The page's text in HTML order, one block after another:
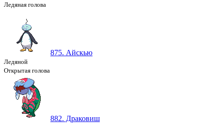
Ледяная голова
875. Айскью
Ледяной
Открытая голова
882. Драковиш